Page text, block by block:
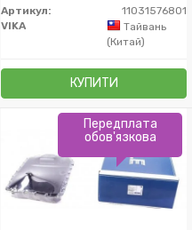
Артикул:
11031576801
VIKA
Тайвань
(Китай)
КУПИТИ
Передплата
обов'язкова